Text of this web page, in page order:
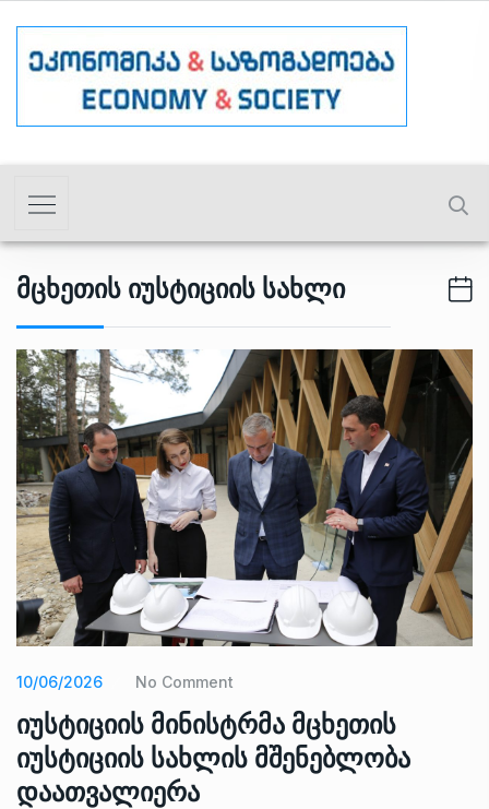
Მცხეთის Იუსტიციის Სახლი
10/06/2026 No Comment
იუსტიციის მინისტრმა მცხეთის
იუსტიციის სახლის მშენებლობა
დაათვალიერა